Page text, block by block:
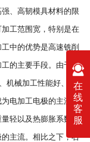
、高韧模具材料的限
工范围宽，特别是在
中的优势是高速铣削
的主要手段。由于石
机械加工性能好、重
电加工电极的主流。
轻以及热膨胀系数小
主流。相比之下，石
在
线
客
服